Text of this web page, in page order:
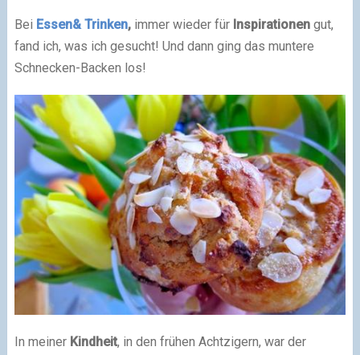
Bei Essen& Trinken,immer wieder für Inspirationengut,
fand ich, was ich gesucht! Und dann ging das muntere
Schnecken-Backen los!
In meiner Kindheit, in den frühen Achtzigern, war der